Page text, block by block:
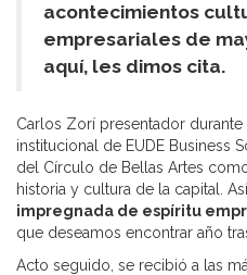
acontecimientos
empresariales de
aquí, les dimos cita.
Carlos Zorí presentador
institucional de EUDE Business
del Círculo de Bellas Artes
historia y cultura de la capital.
impregnada de espíritu
que deseamos encontrar año
Acto seguido, se recibió a las